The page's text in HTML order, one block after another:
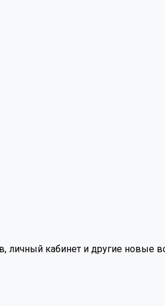
личный кабинет и другие новые